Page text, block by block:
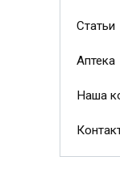
Статьи
Аптека
Наша